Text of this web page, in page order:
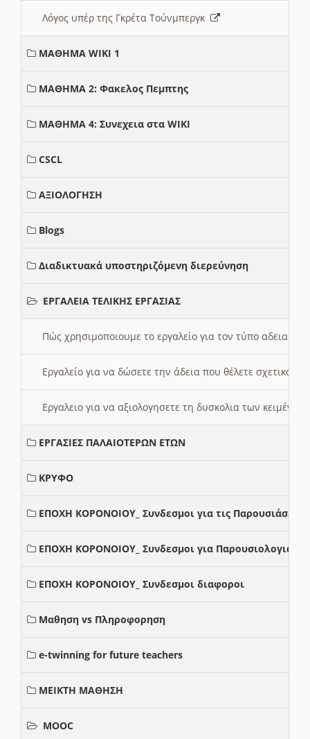
Λόγος υπέρ της Γκρέτα Τούνμπεργκ
ΜΑΘΗΜΑ WIKI 1
ΜΑΘΗΜΑ 2: Φακελος Πεμπτης
ΜΑΘΗΜΑ 4: Συνεχεια στα WIKI
CSCL
ΑΞΙΟΛΟΓΗΣΗ
Blogs
Διαδικτυακά υποστηριζόμενη διερεύνηση
ΕΡΓΑΛΕΙΑ ΤΕΛΙΚΗΣ ΕΡΓΑΣΙΑΣ
Πώς χρησιμοποιουμε το εργαλείο για τον τύπο αδειας
Εργαλείο για να δώσετε την άδεια που θέλετε σχετικά
Εργαλειο για να αξιολογησετε τη δυσκολια των
ΕΡΓΑΣΙΕΣ ΠΑΛΑΙΟΤΕΡΩΝ ΕΤΩΝ
ΚΡΥΦΟ
ΕΠΟΧΗ ΚΟΡΟΝΟΙΟΥ_ Συνδεσμοι για τις Παρουσιάσεις
ΕΠΟΧΗ ΚΟΡΟΝΟΙΟΥ_ Συνδεσμοι για Παρουσιολογια
ΕΠΟΧΗ ΚΟΡΟΝΟΙΟΥ_ Συνδεσμοι διαφοροι
Μαθηση vs Πληροφορηση
e-twinning for future teachers
ΜΕΙΚΤΗ ΜΑΘΗΣΗ
MOOC